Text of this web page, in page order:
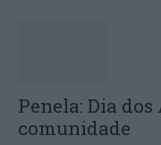
Penela: Dia
comunidade